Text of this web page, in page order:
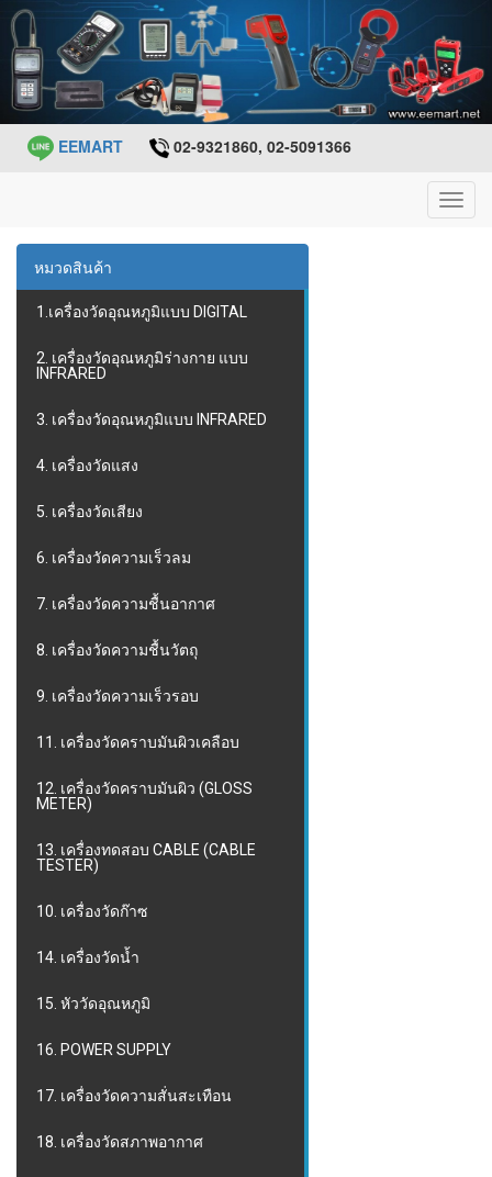
EEMART 02-9321860, 02-5091366
หมวดสินค้า
1.เครื่องวัดอุณหภูมิแบบ DIGITAL
2. เครื่องวัดอุณหภูมิร่างกาย แบบ
INFRARED
3. เครื่องวัดอุณหภูมิแบบ INFRARED
4. เครื่องวัดแสง
5. เครื่องวัดเสียง
6. เครื่องวัดความเร็วลม
7. เครื่องวัดความชื้นอากาศ
8. เครื่องวัดความชื้นวัตถุ
9. เครื่องวัดความเร็วรอบ
11. เครื่องวัดคราบมันผิวเคลือบ
12. เครื่องวัดคราบมันผิว (GLOSS
METER)
13. เครื่องทดสอบ CABLE (CABLE
TESTER)
10. เครื่องวัดก๊าซ
14. เครื่องวัดน้ำ
15. หัววัดอุณหภูมิ
16. POWER SUPPLY
17. เครื่องวัดความสั่นสะเทือน
18. เครื่องวัดสภาพอากาศ